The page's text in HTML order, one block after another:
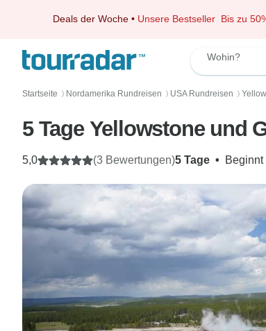
Deals der Woche • Unsere Bestseller Bis zu
Wohin?
Startseite 〉 Nordamerika Rundreisen 〉 USA Rundreisen 〉
5 Tage Yellowstone und
5 Tage • Beginnt
5,0 (3 Bewertungen)